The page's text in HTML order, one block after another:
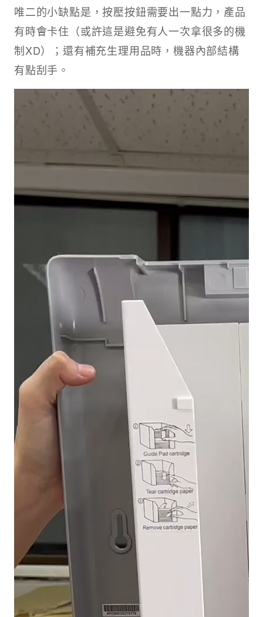
唯二的小缺點是，按壓按鈕需要出一點力，產品
有時會卡住（或許這是避免有人一次拿很多的機
制XD）；還有補充生理用品時，機器內部結構
有點刮手。